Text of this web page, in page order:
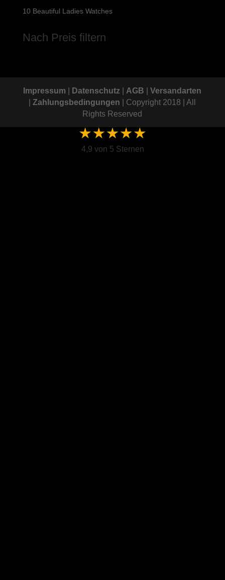
10 Beautiful Ladies Watches
Nach Preis filtern
Impressum Datenschutz |AGB |Versandarten
|Zahlungsbedingungen | Copyright 2018 | All
Rights Reserved
4,9 von 5 Sternen